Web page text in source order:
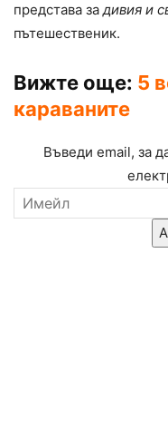
представа задивия и
пътешественик.
Вижте още: 5
караваните
Въведи email, за